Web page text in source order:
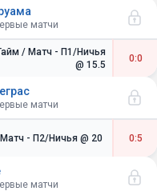
матчи
/ Матч - П1/Ничья
@ 15.5
0:0
матчи
- П2/Ничья @ 20 0:5
матчи